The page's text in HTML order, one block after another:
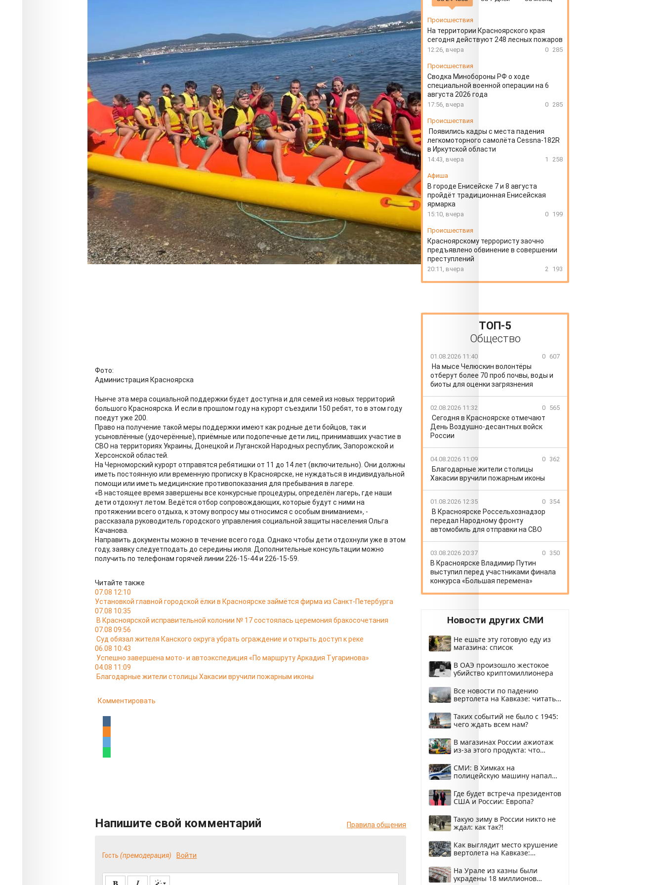
Общество
19.05.2026 13:45306
Фото:
Администрация Красноярска
Нынче эта мера социальной поддержки будет доступна и для семей из новых территорий
большого Красноярска. И если в прошлом году на курорт съездили 150 ребят, то в этом году
поедут уже 200.
Право на получение такой меры поддержки имеют как родные дети бойцов, так и
усыновлённые (удочерённые), приёмные или подопечные дети лиц, принимавших участие в
СВО на территориях Украины, Донецкой и Луганской Народных республик, Запорожской и
Херсонской областей.
На Черноморский курорт отправятся ребятишки от 11 до 14 лет (включительно). Они должны
иметь постоянную или временную прописку в Красноярске, не нуждаться в индивидуальной
помощи или иметь медицинские противопоказания для пребывания в лагере.
«В настоящее время завершены все конкурсные процедуры, определён лагерь, где наши
дети отдохнут летом. Ведётся отбор сопровождающих, которые будут с ними на
протяжении всего отдыха, к этому вопросу мы относимся с особым вниманием», -
рассказала руководитель городского управления социальной защиты населения Ольга
Качанова.
Направить документы можно в течение всего года. Однако чтобы дети отдохнули уже в этом
году, заявку следуетподать до середины июля. ​Дополнительные консультации можно
получить по телефонам горячей линии 226-15-44 и 226-15-59.
Читайте также
07.08 12:10
Установкой главной городской ёлки в Красноярске займётся фирма из Санкт-Петербурга
07.08 10:35
В Красноярской исправительной колонии № 17 состоялась церемония бракосочетания
07.08 09:56
Суд обязал жителя Канского округа убрать ограждение и открыть доступ к реке
06.08 10:43
Успешно завершена мото- и автоэкспедиция «По маршруту Аркадия Тугаринова»
04.08 11:09
Благодарные жители столицы Хакасии вручили пожарным иконы
Комментировать
Напишите свой комментарий Правила общения
Гость (премодерация) Войти
Происшествия
На территории Красноярского края
сегодня действуют 248 лесных пожаров
12:26, вчера 0 285
Происшествия
Сводка Минобороны РФ о ходе
специальной военной операции на 6
августа 2026 года
17:56, вчера 0 285
Происшествия
Появились кадры с места падения
легкомоторного самолёта Cessna-182R
в Иркутской области
14:43, вчера 1 258
Афиша
В городе Енисейске 7 и 8 августа
пройдёт традиционная Енисейская
ярмарка
15:10, вчера 0 199
Происшествия
Красноярскому террористу заочно
предъявлено обвинение в совершении
преступлений
20:11, вчера 2 193
ТОП-5
Общество
01.08.2026 11:40 0 607
На мысе Челюскин волонтёры
отберут более 70 проб почвы, воды и
биоты для оценки загрязнения
02.08.2026 11:32 0 565
Сегодня в Красноярске отмечают
День Воздушно-десантных войск
России
04.08.2026 11:09 0 362
Благодарные жители столицы
Хакасии вручили пожарным иконы
01.08.2026 12:35 0 354
В Красноярске Россельхознадзор
передал Народному фронту
автомобиль для отправки на СВО
03.08.2026 20:37 0 350
В Красноярске Владимир Путин
выступил перед участниками финала
конкурса «Большая перемена»
Новости других СМИ
Не ешьте эту готовую еду из
магазина: список
В ОАЭ произошло жестокое
убийство криптомиллионера
Все новости по падению
вертолета на Кавказе: читать
Таких событий не было с 1945:
чего ждать всем нам?
В магазинах России ажиотаж
из-за этого продукта: что
СМИ: В Химках на
полицейскую машину напали
Где будет встреча президентов
США и России: Европа?
Такую зиму в России никто не
ждал: как так?!
Как выглядит место крушение
вертолета на Кавказе:
На Урале из казны были
украдены 18 миллионов